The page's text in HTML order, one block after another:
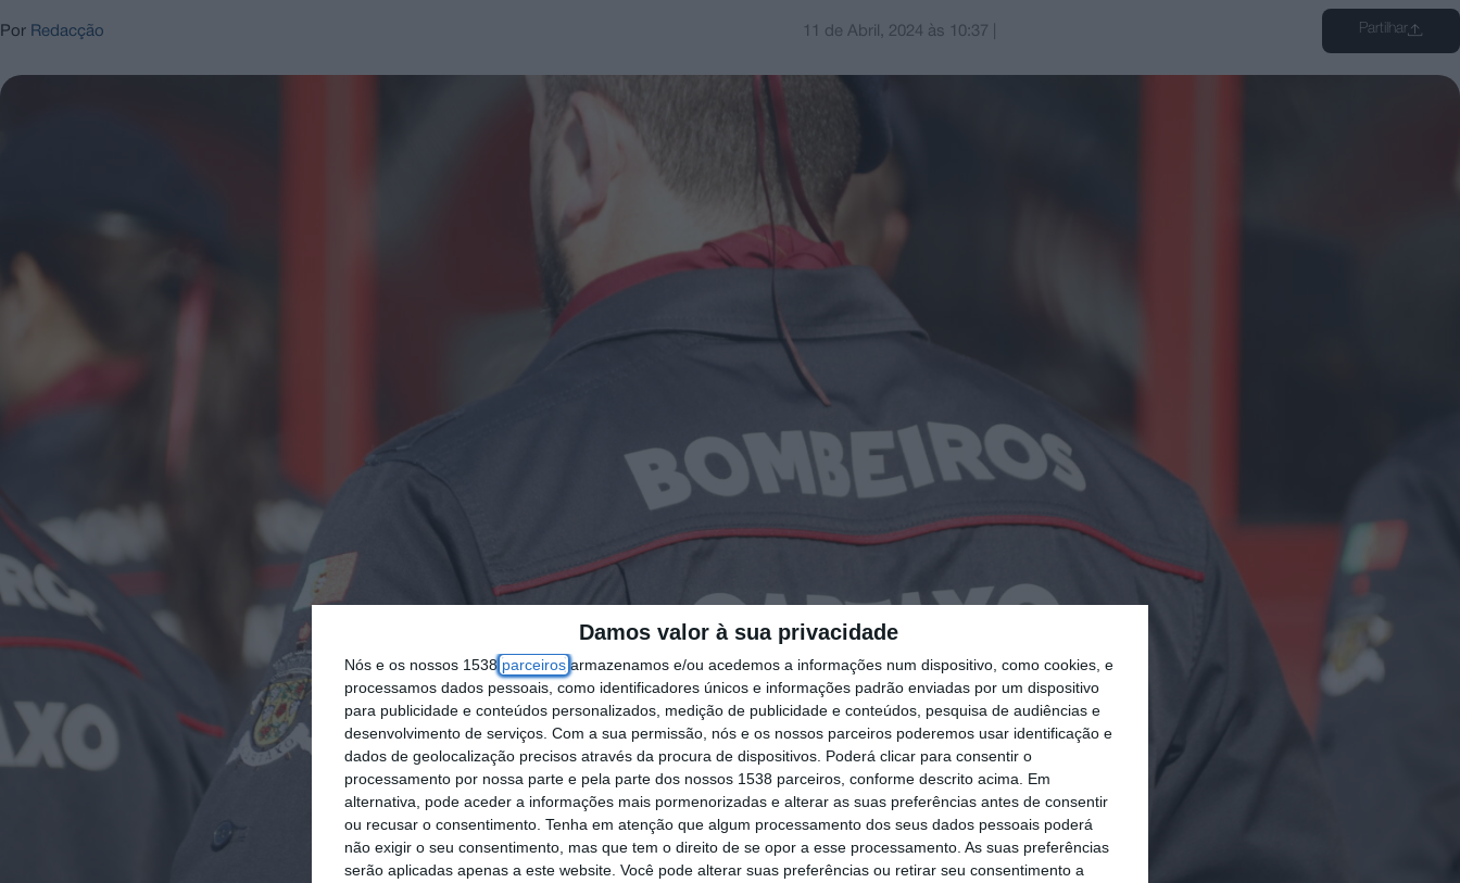
Damos valor à sua privacidade
Nós e os nossos 1538 parceiros armazenamos e/ou acedemos a informações num dispositivo, como cookies, e
processamos dados pessoais, como identificadores únicos e informações padrão enviadas por um dispositivo
para publicidade e conteúdos personalizados, medição de publicidade e conteúdos, pesquisa de audiências e
desenvolvimento de serviços. Com a sua permissão, nós e os nossos parceiros poderemos usar identificação e
dados de geolocalização precisos através da procura de dispositivos. Poderá clicar para consentir o
processamento por nossa parte e pela parte dos nossos 1538 parceiros, conforme descrito acima. Em
alternativa, pode aceder a informações mais pormenorizadas e alterar as suas preferências antes de consentir
ou recusar o consentimento. Tenha em atenção que algum processamento dos seus dados pessoais poderá
não exigir o seu consentimento, mas que tem o direito de se opor a esse processamento. As suas preferências
serão aplicadas apenas a este website. Você pode alterar suas preferências ou retirar seu consentimento a
Por Redacção 11 de Abril, 2024 às 10:37 Partilhar